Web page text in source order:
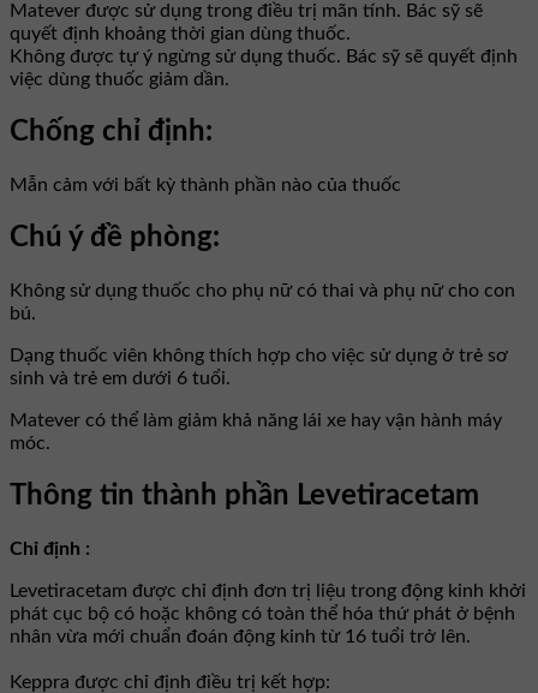
Matever được sử dụng trong điều trị mãn tính. Bác sỹ sẽ
quyết định khoảng thời gian dùng thuốc.
Không được tự ý ngừng sử dụng thuốc. Bác sỹ sẽ quyết định
việc dùng thuốc giảm dần.
Chống chỉ định:
Mẫn cảm với bất kỳ thành phần nào của thuốc
Chú ý đề phòng:
Không sử dụng thuốc cho phụ nữ có thai và phụ nữ cho con
bú.
Dạng thuốc viên không thích hợp cho việc sử dụng ở trẻ sơ
sinh và trẻ em dưới 6 tuổi.
Matever có thể làm giảm khả năng lái xe hay vận hành máy
móc.
Thông tin thành phần Levetiracetam
Chỉ định :
Levetiracetam được chỉ định đơn trị liệu trong động kinh khởi
phát cục bộ có hoặc không có toàn thể hóa thứ phát ở bệnh
nhân vừa mới chuẩn đoán động kinh từ 16 tuổi trở lên.
Keppra được chỉ định điều trị kết hợp: